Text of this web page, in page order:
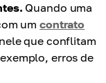
Quando uma
umcontrato
que conflitam
erros de